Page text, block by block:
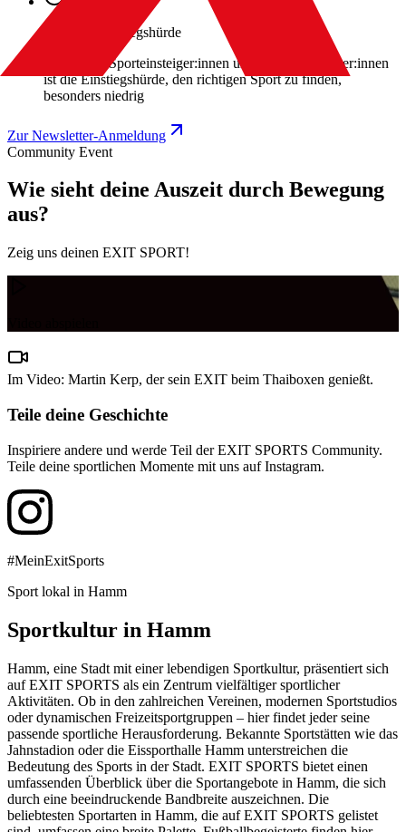
Niedrige Einstiegshürde
Gerade für Sporteinsteiger:innen und Wiedereinsteiger:innen
ist die Einstiegshürde, den richtigen Sport zu finden,
besonders niedrig
Zur Newsletter-Anmeldung
Community Event
Wie sieht deine Auszeit durch Bewegung
aus?
Zeig uns deinen EXIT SPORT!
Im Video: Martin Kerp, der sein EXIT beim Thaiboxen genießt.
Teile deine Geschichte
Inspiriere andere und werde Teil der EXIT SPORTS Community.
Teile deine sportlichen Momente mit uns auf Instagram.
#MeinExitSports
Sport lokal in Hamm
Sportkultur in Hamm
Hamm, eine Stadt mit einer lebendigen Sportkultur, präsentiert sich
auf EXIT SPORTS als ein Zentrum vielfältiger sportlicher
Aktivitäten. Ob in den zahlreichen Vereinen, modernen Sportstudios
oder dynamischen Freizeitsportgruppen – hier findet jeder seine
passende sportliche Herausforderung. Bekannte Sportstätten wie das
Jahnstadion oder die Eissporthalle Hamm unterstreichen die
Bedeutung des Sports in der Stadt. EXIT SPORTS bietet einen
umfassenden Überblick über die Sportangebote in Hamm, die sich
durch eine beeindruckende Bandbreite auszeichnen. Die
beliebtesten Sportarten in Hamm, die auf EXIT SPORTS gelistet